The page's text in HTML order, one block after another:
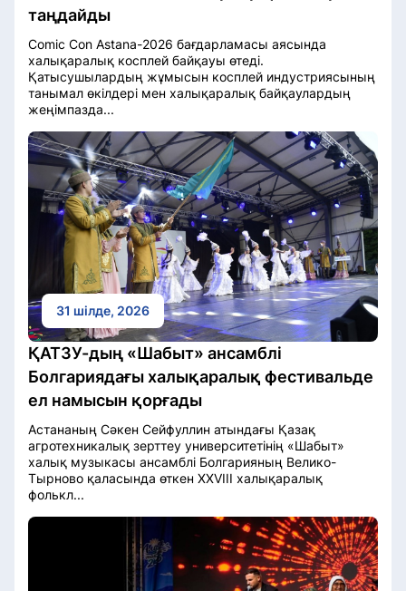
таңдайды
Comic Con Astana-2026 бағдарламасы аясында
халықаралық косплей байқауы өтеді.
Қатысушылардың жұмысын косплей индустриясының
танымал өкілдері мен халықаралық байқаулардың
жеңімпазда...
31 шілде, 2026
ҚАТЗУ-дың «Шабыт» ансамблі
Болгариядағы халықаралық фестивальде
ел намысын қорғады
Астананың Сәкен Сейфуллин атындағы Қазақ
агротехникалық зерттеу университетінің «Шабыт»
халық музыкасы ансамблі Болгарияның Велико-
Тырново қаласында өткен XXVIII халықаралық
фолькл...